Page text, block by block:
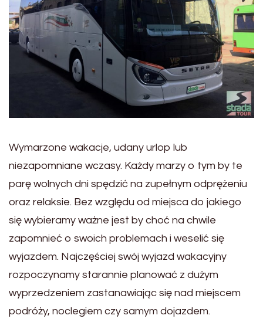
Wymarzone wakacje, udany urlop lub
niezapomniane wczasy. Każdy marzy o tym by te
parę wolnych dni spędzić na zupełnym odprężeniu
oraz relaksie. Bez względu od miejsca do jakiego
się wybieramy ważne jest by choć na chwile
zapomnieć o swoich problemach i weselić się
wyjazdem. Najczęściej swój wyjazd wakacyjny
rozpoczynamy starannie planować z dużym
wyprzedzeniem zastanawiając się nad miejscem
podróży, noclegiem czy samym dojazdem.